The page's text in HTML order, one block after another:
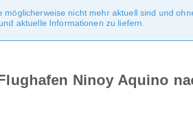
nicht mehr aktuell sind und
aktuelle Informationen zu liefern.
Ninoy Aquino